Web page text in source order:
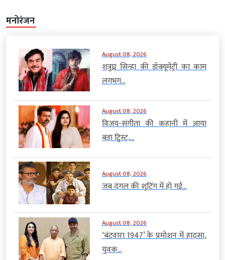
मनोरंजन
August 08, 2026
शत्रुघ्न सिन्हा की डॉक्यूमेंट्री का काम
लगभग...
August 08, 2026
विजय-संगीता की कहानी में आया
बड़ा ट्विस्ट,...
August 08, 2026
जब दंगल की शूटिंग में हो गई...
August 08, 2026
‘बंटवारा 1947’ के प्रमोशन में हादसा,
युवक...